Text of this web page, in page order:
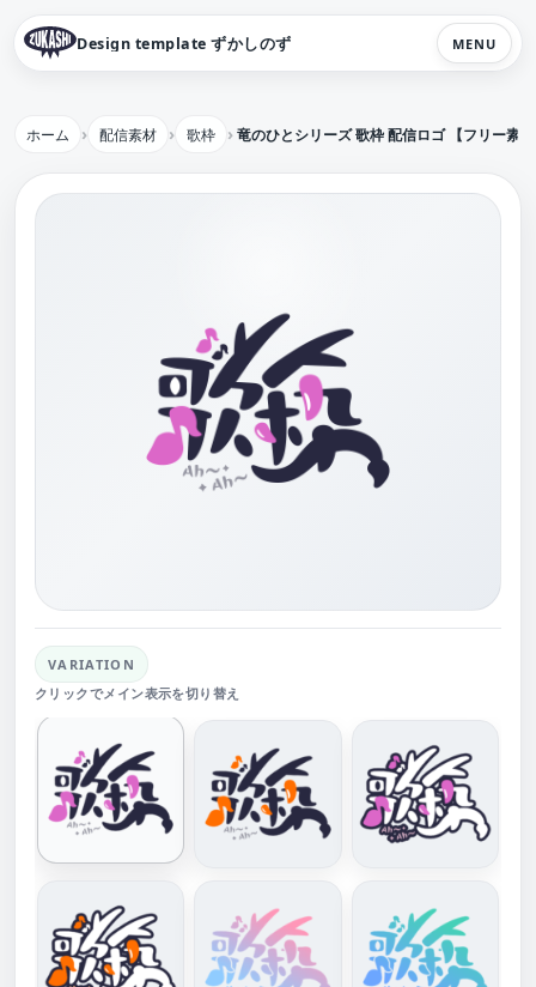
Design template ずかしのず MENU
ホーム 配信素材 歌枠 竜のひとシリーズ 歌枠 配信ロゴ 【フリー素
VARIATION
クリックでメイン表示を切り替え